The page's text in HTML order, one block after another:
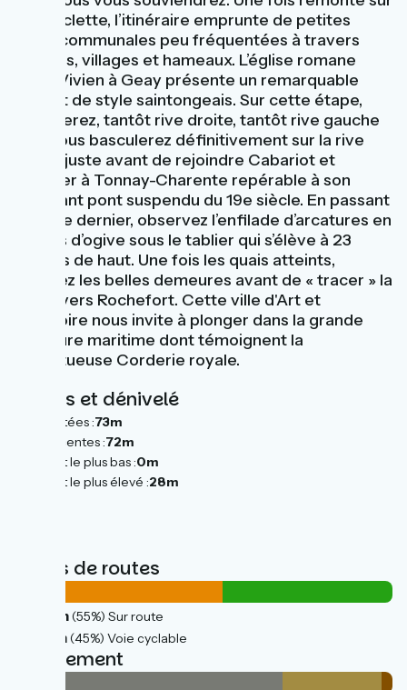
la bicyclette, l’itinéraire emprunte de petites
voies communales peu fréquentées à travers
champs, villages et hameaux. L’église romane
Saint-Vivien à Geay présente un remarquable
chevet de style saintongeais. Sur cette étape,
vous serez, tantôt rive droite, tantôt rive gauche
puis vous basculerez définitivement sur la rive
droite juste avant de rejoindre Cabariot et
d’arriver à Tonnay-Charente repérable à son
étonnant pont suspendu du 19e siècle. En passant
sous ce dernier, observez l’enfilade d’arcatures en
voûtes d’ogive sous le tablier qui s’élève à 23
mètres de haut. Une fois les quais atteints,
admirez les belles demeures avant de « tracer » la
route vers Rochefort. Cette ville d'Art et
d'Histoire nous invite à plonger dans la grande
aventure maritime dont témoignent la
majestueuse Corderie royale.
Pentes et dénivelé
Montées :73m
Descentes :72m
Point le plus bas :0m
Point le plus élevé :28m
Types de routes
23km(55%) Sur route
19km(45%) Voie cyclable
Revêtement